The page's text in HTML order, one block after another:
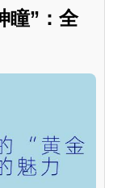
瞳”：全